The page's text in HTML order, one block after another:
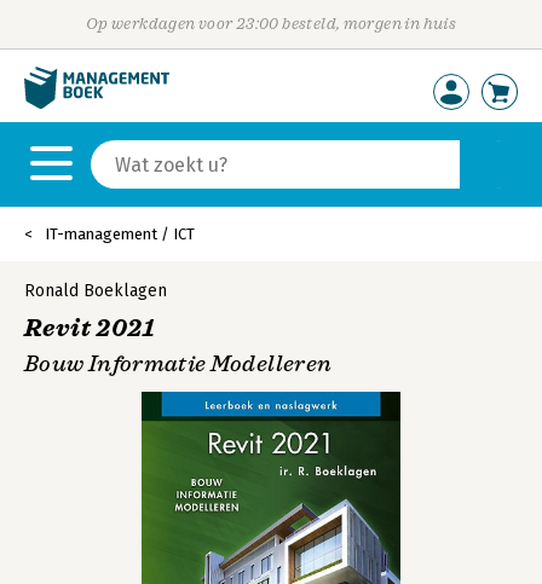
Op werkdagen voor 23:00 besteld, morgen in huis
IT-management / ICT
Ronald Boeklagen
Revit 2021
Bouw Informatie Modelleren